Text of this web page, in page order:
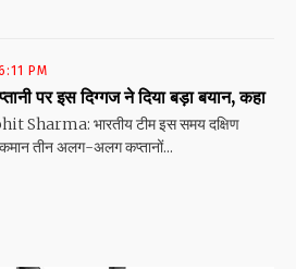
PM
पर इस दिग्गज ने दिया बड़ा बयान, कहा
Sharma: भारतीय टीम इस समय दक्षिण
तीन अलग-अलग कप्तानों...